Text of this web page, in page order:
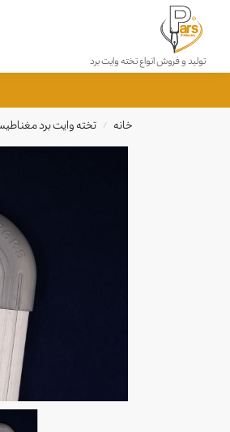
تولید و فروش انواع تخته وایت برد
محصولات جدید
خانه / تخته وایت برد